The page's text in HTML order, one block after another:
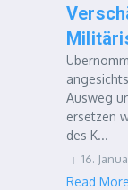
Ausweg
ersetzen
des K...
16.
Read More